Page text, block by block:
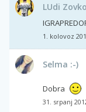
LUdi Zovko
1. kolovoz
Selma :-)
Dobra
31. srpanj